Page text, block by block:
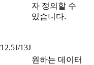
자 정의할 수
있습니다.
13J
원하는 데이터